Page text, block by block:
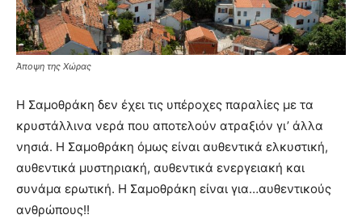
Άποψη της Χώρας
Η Σαμοθράκη δεν έχει τις υπέροχες παραλίες με τα
κρυστάλλινα νερά που αποτελούν ατραξιόν γι’ άλλα
νησιά. Η Σαμοθράκη όμως είναι αυθεντικά ελκυστική,
αυθεντικά μυστηριακή, αυθεντικά ενεργειακή και
συνάμα ερωτική. Η Σαμοθράκη είναι για…αυθεντικούς
ανθρώπους!!